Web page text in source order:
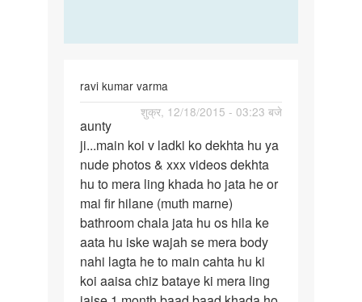
ravi kumar varma
शुक्र, 12/18/2015 - 03:23 बजे
aunty
ji...main
koi
v
ladki
aunty
ji...main koi v ladki ko dekhta hu ya
nude photos & xxx videos dekhta
hu to mera ling khada ho jata he or
mai fir hilane (muth marne)
bathroom chala jata hu os hila ke
aata hu iske wajah se mera body
nahi lagta he to main cahta hu ki
koi aaisa chiz bataye ki mera ling